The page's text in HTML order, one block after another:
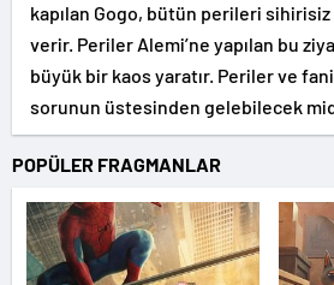
kapılan Gogo, bütün perileri sihirisiz
verir. Periler Alemi’ne yapılan bu
büyük bir kaos yaratır. Periler ve
sorunun üstesinden gelebilecek
POPÜLER FRAGMANLAR